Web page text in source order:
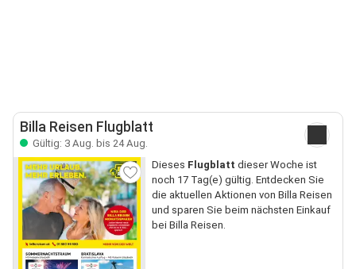
Billa Reisen Flugblatt
Gültig: 3 Aug. bis 24 Aug.
Dieses Flugblatt dieser Woche ist
noch 17 Tag(e) gültig. Entdecken Sie
die aktuellen Aktionen von Billa Reisen
und sparen Sie beim nächsten Einkauf
bei Billa Reisen.